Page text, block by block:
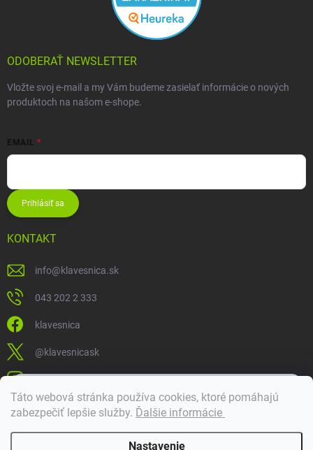
Táto webová stránka používa cookies, ktoré pomáhajú
zabezpečiť lepšie služby. Ďalšie informácie
Nastavenie
ODOBERAŤ NEWSLETTER
Vložte svoj e-mail a my Vám budeme zasielať informácie o nových
produktoch na našom e-shope.
EMAIL
Prihlásiť sa
KONTAKT
info@klavesnica.sk
043 202 2 333
klavesnica
@klavesnicask
klavesnica_sk
Doprava a platba
Dobrý deň! 👋 Pomôžem vám nájsť správny diel. Napíšte mi.